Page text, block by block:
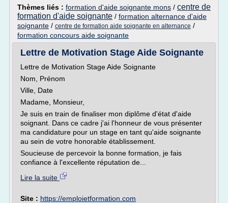
Thèmes liés : formation d'aide soignante mons / centre de
formation d'aide soignante / formation alternance d'aide
soignante / centre de formation aide soignante en alternance /
formation concours aide soignante
Lettre de Motivation Stage Aide Soignante
Lettre de Motivation Stage Aide Soignante
Nom, Prénom
Ville, Date
Madame, Monsieur,
Je suis en train de finaliser mon diplôme d'état d'aide
soignant. Dans ce cadre j'ai l'honneur de vous présenter
ma candidature pour un stage en tant qu'aide soignante
au sein de votre honorable établissement.
Soucieuse de percevoir la bonne formation, je fais
confiance à l'excellente réputation de...
Lire la suite
Site : https://emploietformation.com